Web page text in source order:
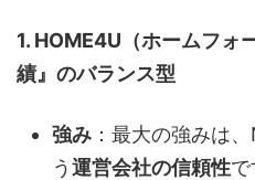
1. HOME4U（ホームフォ
績』のバランス型
強み ：最大の強みは
う運営会社の信頼性